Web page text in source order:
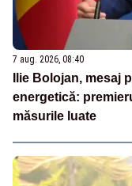
7 aug. 2026, 08:40
Ilie Bolojan, mesaj
energetică:
măsurile luate